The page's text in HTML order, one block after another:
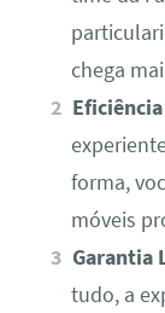
chega
forma,
móveis
Garantia
tudo, a